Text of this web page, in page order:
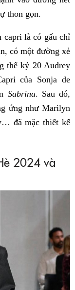
thon gọn.
capri là có gấu chỉ
có một đường xẻ
thế kỷ 20 Audrey
của Sonja de
Sabrina. Sau đó,
ứng như Marilyn
đã mặc thiết kế
2024 và